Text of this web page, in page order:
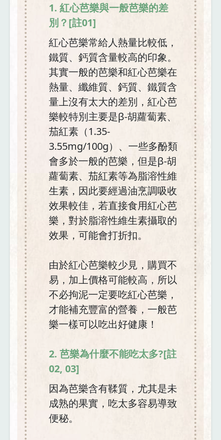
1. 紅心芭樂與一般芭樂的差
別？[註01]
紅心芭樂常給人熱量比較低，
鐵質、鈣質含量較高的印象。
其實一般的芭樂和紅心芭樂在
熱量、纖維質、鈣質、鐵質含
量上沒有太大的差別，紅心芭
樂較特別主要是β-胡蘿蔔素、
茄紅素（1.35-
3.55mg/100g）、一些多酚類
會多於一般的芭樂，但是β-胡
蘿蔔素、茄紅素等為脂溶性維
生素，因此要經過油烹調吸收
效果較佳，若直接食用紅心芭
樂，對於脂溶性維生素攝取的
效果，可能會打折扣。
由於紅心芭樂較少見，購買不
易，加上價格可能較高，所以
不必拘泥一定要吃紅心芭樂，
才能補充豐富的營養，一般芭
樂一樣可以吃出好健康！
2. 芭樂為什麼不能吃太多?[註
02, 03]
因為芭樂含有鞣質，尤其是未
成熟的果實，吃太多容易導致
便秘。